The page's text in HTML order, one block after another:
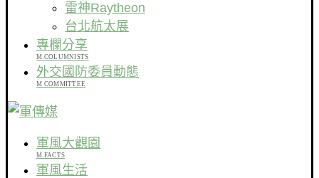
雷神Raytheon
台北航太展
專欄分享
M.COLUMNISTS
外交國防委員動態
M COMMITTEE
軍風大觀園
M.FACTS
軍風生活